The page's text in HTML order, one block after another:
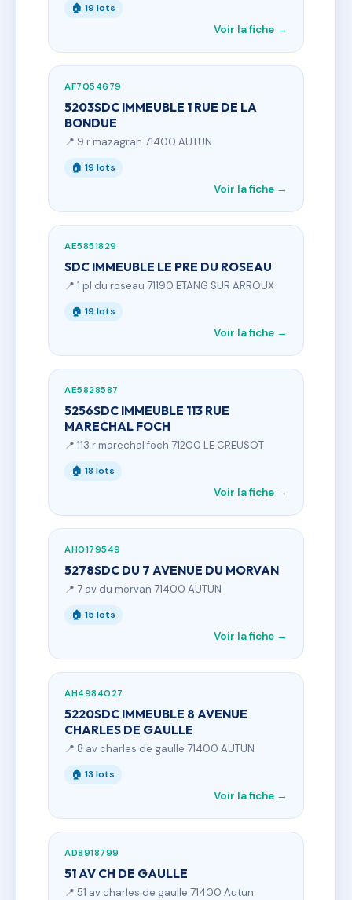
🏠 19 lots
Voir la fiche →
AF7054679
5203SDC IMMEUBLE 1 RUE DE LA
BONDUE
📍 9 r mazagran 71400 AUTUN
🏠 19 lots
Voir la fiche →
AE5851829
SDC IMMEUBLE LE PRE DU ROSEAU
📍 1 pl du roseau 71190 ETANG SUR ARROUX
🏠 19 lots
Voir la fiche →
AE5828587
5256SDC IMMEUBLE 113 RUE
MARECHAL FOCH
📍 113 r marechal foch 71200 LE CREUSOT
🏠 18 lots
Voir la fiche →
AH0179549
5278SDC DU 7 AVENUE DU MORVAN
📍 7 av du morvan 71400 AUTUN
🏠 15 lots
Voir la fiche →
AH4984027
5220SDC IMMEUBLE 8 AVENUE
CHARLES DE GAULLE
📍 8 av charles de gaulle 71400 AUTUN
🏠 13 lots
Voir la fiche →
AD8918799
51 AV CH DE GAULLE
📍 51 av charles de gaulle 71400 Autun